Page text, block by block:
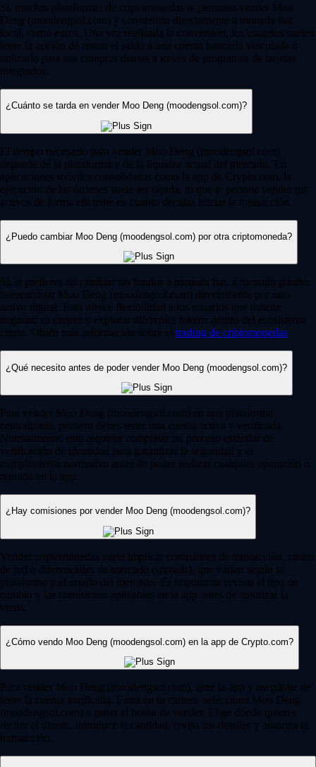
Sí, muchas plataformas de criptomonedas te permiten vender Moo
Deng (moodengsol.com) y convertirlo directamente a moneda fiat
local, como euros. Una vez realizada la conversión, los usuarios suelen
tener la opción de retirar el saldo a una cuenta bancaria vinculada o
utilizarlo para sus compras diarias a través de programas de tarjetas
integrados.
¿Cuánto se tarda en vender Moo Deng (moodengsol.com)?
El tiempo necesario para vender Moo Deng (moodengsol.com)
depende de la plataforma y de la liquidez actual del mercado. En
aplicaciones móviles consolidadas como la app de Crypto.com, la
ejecución de las órdenes suele ser rápida, lo que te permite vender tus
activos de forma eficiente en cuanto decidas iniciar la transacción.
¿Puedo cambiar Moo Deng (moodengsol.com) por otra criptomoneda?
Sí, si prefieres no cambiar tus fondos a moneda fiat, a menudo puedes
intercambiar Moo Deng (moodengsol.com) directamente por otro
activo digital. Esto ofrece flexibilidad a los usuarios que buscan
reajustar su cartera o explorar diferentes tokens dentro del ecosistema
cripto. Obtén más información sobre el trading de criptomonedas
¿Qué necesito antes de poder vender Moo Deng (moodengsol.com)?
Para vender Moo Deng (moodengsol.com) en una plataforma
centralizada, primero debes tener una cuenta activa y verificada.
Normalmente, esto requiere completar un proceso estándar de
verificación de identidad para garantizar la seguridad y el
cumplimiento normativo antes de poder realizar cualquier operación o
retirada en la app.
¿Hay comisiones por vender Moo Deng (moodengsol.com)?
Vender criptomonedas suele implicar comisiones de transacción, costes
de red o diferenciales de mercado (spreads), que varían según la
plataforma y el estado del mercado. Es importante revisar el tipo de
cambio y las comisiones aplicables en la app antes de autorizar la
venta.
¿Cómo vendo Moo Deng (moodengsol.com) en la app de Crypto.com?
Para vender Moo Deng (moodengsol.com), abre la app y asegúrate de
tener la cuenta verificada. Entra en tu cartera, selecciona Moo Deng
(moodengsol.com) y pulsa el botón de vender. Elige dónde quieres
recibir el dinero, introduce la cantidad, revisa los detalles y autoriza la
transacción.